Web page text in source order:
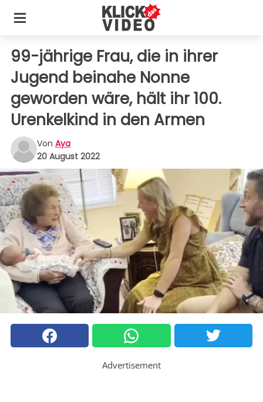
99-jährige Frau, die in ihrer
Jugend beinahe Nonne
geworden wäre, hält ihr 100.
Urenkelkind in den Armen
Von Aya
20 August 2022
Advertisement